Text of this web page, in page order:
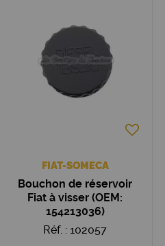
FIAT-SOMECA
Bouchon de réservoir
Fiat à visser (OEM:
154213036)
Réf. : 102057